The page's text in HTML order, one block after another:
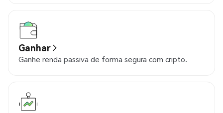
Ganhar
Ganhe renda passiva de forma segura com cripto.